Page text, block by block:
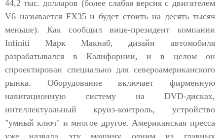
44,2 тыс. долларов (более слабая версия с двигателем
V6 называется FX35 и будет стоить на десять тысяч
меньше). Как сообщил вице-президент компании
Infiniti Марк Макнаб, дизайн автомобиля
разрабатывался в Калифорнии, и в целом он
спроектирован специально для североамериканского
рынка. Оборудование включает фирменную
навигационную систему на DVD-дисках,
интеллектуальный круиз-контроль, устройство
"умный ключ" и многое другое. Американская пресса